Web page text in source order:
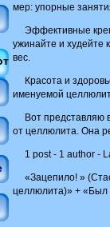
мер: упорные
Эффективные
ужинайте и худейте
вес.
Красота и
именуемой
Вот представляю
от целлюлита. Она
1 post - 1 author -
«Зацепило! »
целлюлита)» +